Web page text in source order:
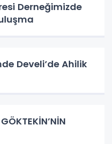
Derneğimizde
Develi’de Ahilik